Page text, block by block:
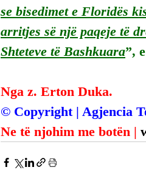
se bisedimet e Floridës
arritjes së një paqeje të
Shteteve të Bashkuara”,
Nga z. Erton Duka.
© Copyright | Agjencia
Ne të njohim me botën |